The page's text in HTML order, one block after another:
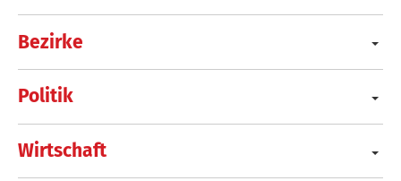
Bezirke
Politik
Wirtschaft